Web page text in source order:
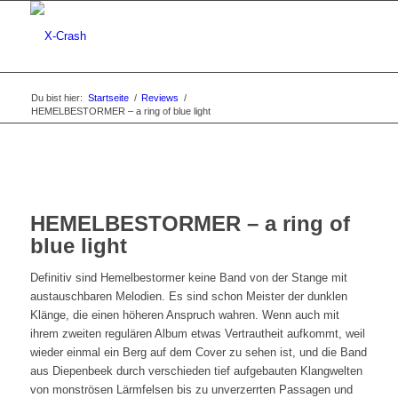
Du bist hier: Startseite / Reviews /
HEMELBESTORMER – a ring of blue light
HEMELBESTORMER – a ring of
blue light
Definitiv sind Hemelbestormer keine Band von der Stange mit
austauschbaren Melodien. Es sind schon Meister der dunklen
Klänge, die einen höheren Anspruch wahren. Wenn auch mit
ihrem zweiten regulären Album etwas Vertrautheit aufkommt, weil
wieder einmal ein Berg auf dem Cover zu sehen ist, und die Band
aus Diepenbeek durch verschieden tief aufgebauten Klangwelten
von monströsen Lärmfelsen bis zu unverzerrten Passagen und